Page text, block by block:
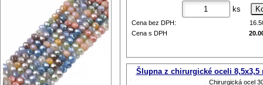
ks
Cena bez DPH:
Cena s DPH
Šlupna z chirurgické oceli 8,5x3,5
Chirurgická ocel